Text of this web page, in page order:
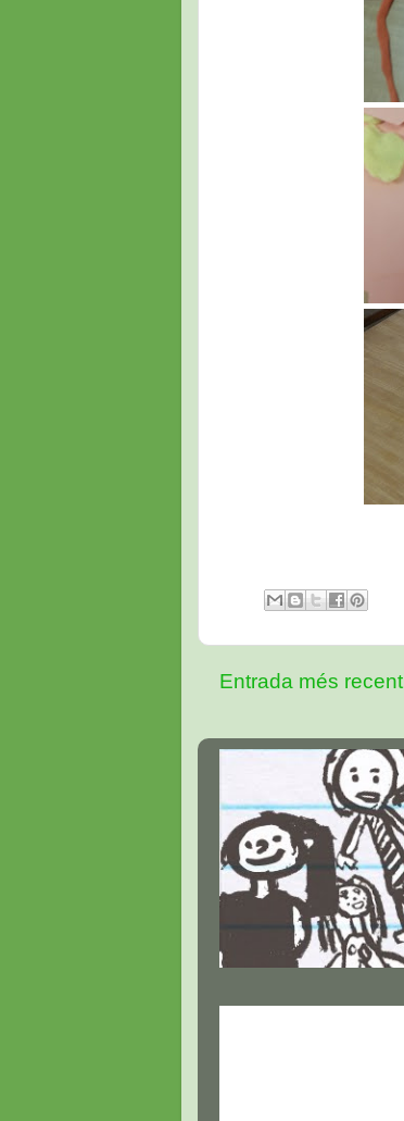
Entrada més recent